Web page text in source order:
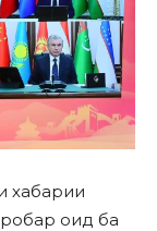
хабарии
оид ба